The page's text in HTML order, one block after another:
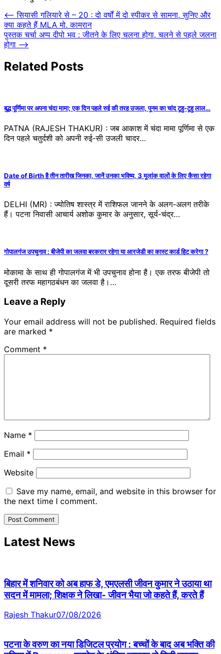
Post
navigation
⟵ सियासी गलियारे से – 20 : दो वर्षों में दो स्पीकर से सामना, सुनिए और
क्या कहते हैं MLA मो. कामरान
पुस्तक चर्चा अप्प दीपो भव : जीतने के लिए चलना होगा, चलने से पहले जलना
होगा ⟶
Related Posts
बुद्ध पूर्णिमा पर अपना चंदा मामा; एक दिन पहले रुई की तरह उजला, पूनम का चांद टूहु-टूहु लाल…
PATNA (RAJESH THAKUR) : जब आकाश में चंदा मामा पूर्णिमा से एक
दिन पहले चतुर्दशी को अपनी रुई-सी उजली चादर…
Date of Birth है तीन तारीख जिनका, जानें उनका भविष्य, 3 मूलांक वालों के लिए कैसा रहेगा
वर्ष
DELHI (MR) : ज्योतिष शास्त्र में राशिफल जानने के अलग-अलग तरीके
हैं। पटना निवासी आचार्य अशोक कुमार के अनुसार, सूर्य-चंद्र…
गोपालगंज उपचुनाव : बीजेपी का जलवा बरकरार रहेगा या आरजेडी का कास्ट कार्ड हिट करेगा ?
मोकामा के साथ ही गोपालगंज में भी उपचुनाव होना है। एक तरफ बीजेपी तो
दूसरी तरफ महागठबंधन का जलवा है।…
Leave a Reply
Your email address will not be published. Required fields
are marked *
Comment *
Name *
Email *
Website
Save my name, email, and website in this browser for
the next time I comment.
Latest News
बिहार में शनिवार को अब हाफ डे, एमएलसी जीवन कुमार ने उठाया था
सदन में मामला; शिक्षक ने लिखा- जीवन भैया जो कहते हैं, करते हैं
Rajesh Thakur07/08/2026
पटना के वरुण का नया डिजिटल प्रयोग : बच्चों के बाद अब भक्ति की